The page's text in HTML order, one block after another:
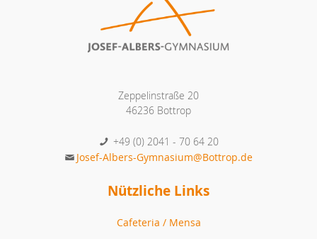
Zeppelinstraße 20
46236 Bottrop
+49 (0) 2041 - 70 64 20
Josef-Albers-Gymnasium@Bottrop.de
Nützliche Links
Cafeteria / Mensa